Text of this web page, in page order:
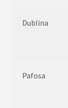
Dublina
Pafosa